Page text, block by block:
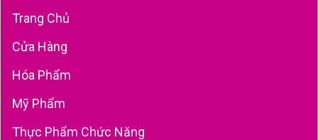
Trang Chủ
Cửa Hàng
Hóa Phẩm
Mỹ Phẩm
Thực Phẩm Chức Năng